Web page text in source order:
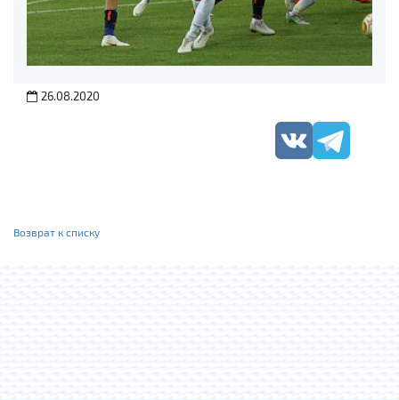
26.08.2020
Возврат к списку